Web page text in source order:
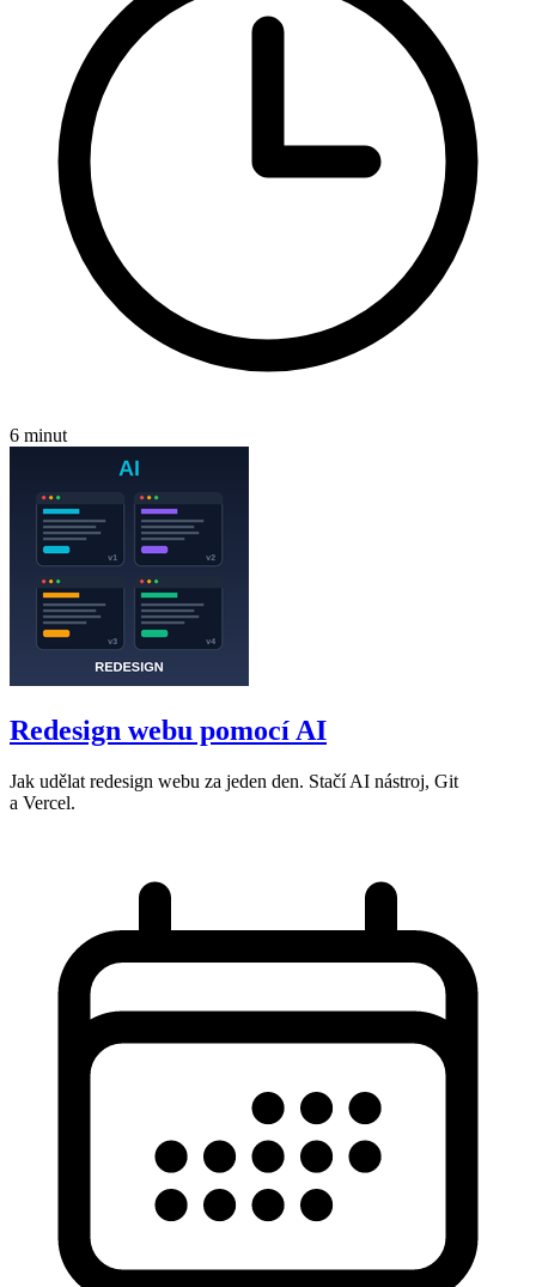
6 minut
Redesign webu pomocí AI
Jak udělat redesign webu za jeden den. Stačí AI nástroj, Git
a Vercel.